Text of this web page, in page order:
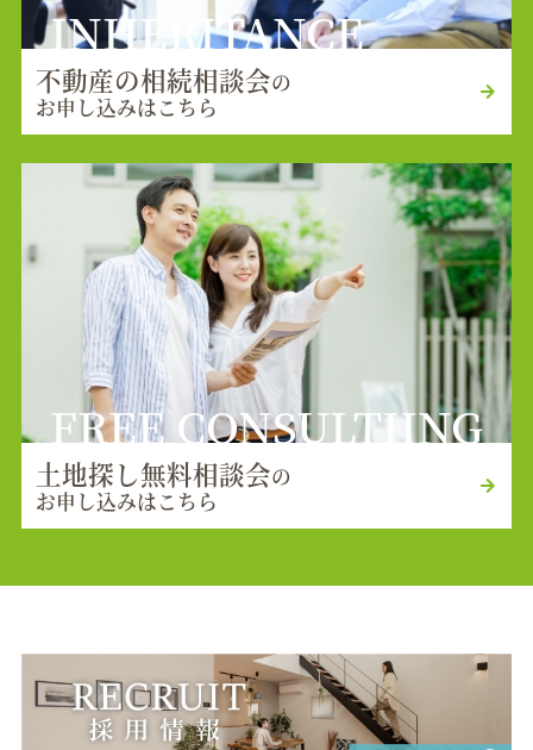
INHERITANCE
不動産の相続相談会の
お申し込みはこちら
FREE CONSULTIING
土地探し無料相談会の
お申し込みはこちら